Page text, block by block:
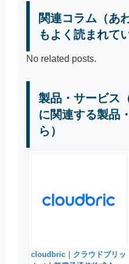
関連コラム（あ
もよく読まれて
No related posts.
製品・サービス
に関連する製品
ら）
cloudbric｜クラウドブリッ